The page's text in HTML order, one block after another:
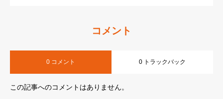
コメント
0 コメント 0 トラックバック
この記事へのコメントはありません。